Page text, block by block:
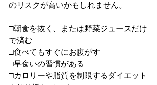
のリスクが高いかもしれません。
□朝食を抜く、または野菜ジュースだけ
で済む
□食べてもすぐにお腹がす
□早食いの習慣がある
□カロリーや脂質を制限するダイエット